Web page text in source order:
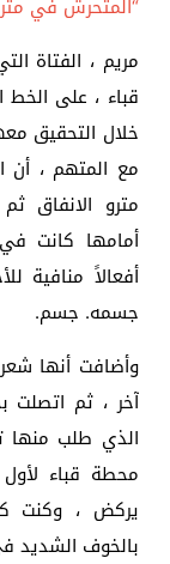
“المتحرش في
مريم ، الفتاة
قباء ، على الخط
خلال التحقيق
مع المتهم ،
مترو الانفاق
أمامها كانت
أفعالاً
جسمه. جسم.
وأضافت أنها
آخر ، ثم اتصلت
الذي طلب منها
محطة قباء
يركض ، وكنت
بالخوف الشديد